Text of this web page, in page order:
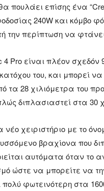
πουλάει επίσης ένα
240W και κόμβο
την περίπτωση να
4 Pro είναι πλέον
του, και μπορεί
τα 28 χιλιόμετρα του
διπλασιαστεί στα 30
χειριστήριο με το
βραχίονα που
αυτόματα όταν το
ώστε να μπορείτε να
πολύ φωτεινότερη στα